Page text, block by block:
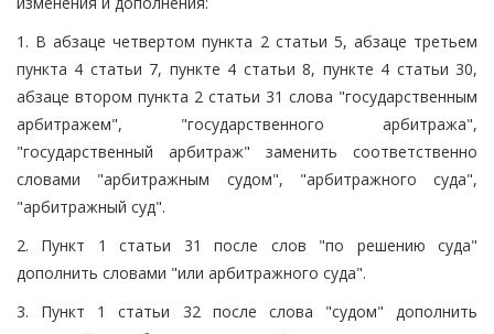
1. В абзаце четвертом пункта 2 статьи 5, абзаце третьем
пункта 4 статьи 7, пункте 4 статьи 8, пункте 4 статьи 30,
абзаце втором пункта 2 статьи 31 слова "государственным
арбитражем", "государственного арбитража",
"государственный арбитраж" заменить соответственно
словами "арбитражным судом", "арбитражного суда",
"арбитражный суд".
2. Пункт 1 статьи 31 после слов "по решению суда"
дополнить словами "или арбитражного суда".
3. Пункт 1 статьи 32 после слова "судом" дополнить